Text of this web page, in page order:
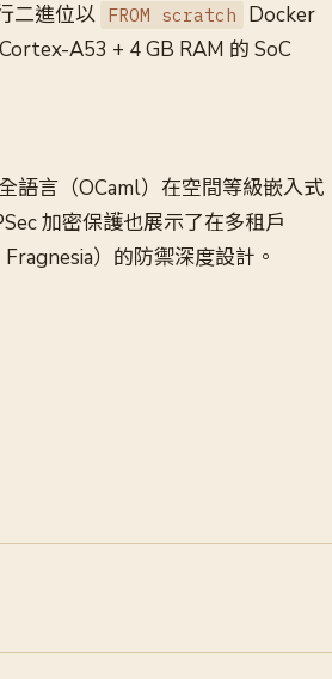
二進位以 FROM scratch
Docker
A53 + 4 GB RAM 的 SoC
語言（OCaml）在空間等級嵌入式
加密保護也展示了在多租戶
）的防禦深度設計。